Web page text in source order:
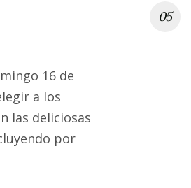
16 de
a los
las deliciosas
por